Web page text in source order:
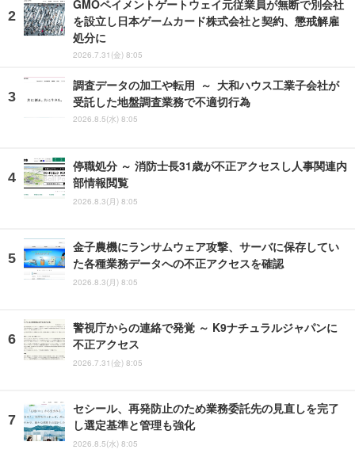
GMOペイメントゲートウェイ元従業員が無断で別会社
を設立し日本ゲームカード株式会社と契約、懲戒解雇
処分に
2026.7.31(金) 8:05
調査データの加工や転用 ～ 大和ハウス工業子会社が
受託した地盤調査業務で不適切行為
2026.8.5(水) 8:05
停職処分 ～ 消防士長31歳が不正アクセスし人事関連内
部情報閲覧
2026.8.3(月) 8:05
金子農機にランサムウェア攻撃、サーバに保存してい
た各種業務データへの不正アクセスを確認
2026.8.3(月) 8:05
警視庁からの連絡で発覚 ～ K9ナチュラルジャパンに
不正アクセス
2026.7.31(金) 8:05
セシール、再発防止のため業務委託先の見直しを完了
し選定基準と管理も強化
2026.8.5(水) 8:05